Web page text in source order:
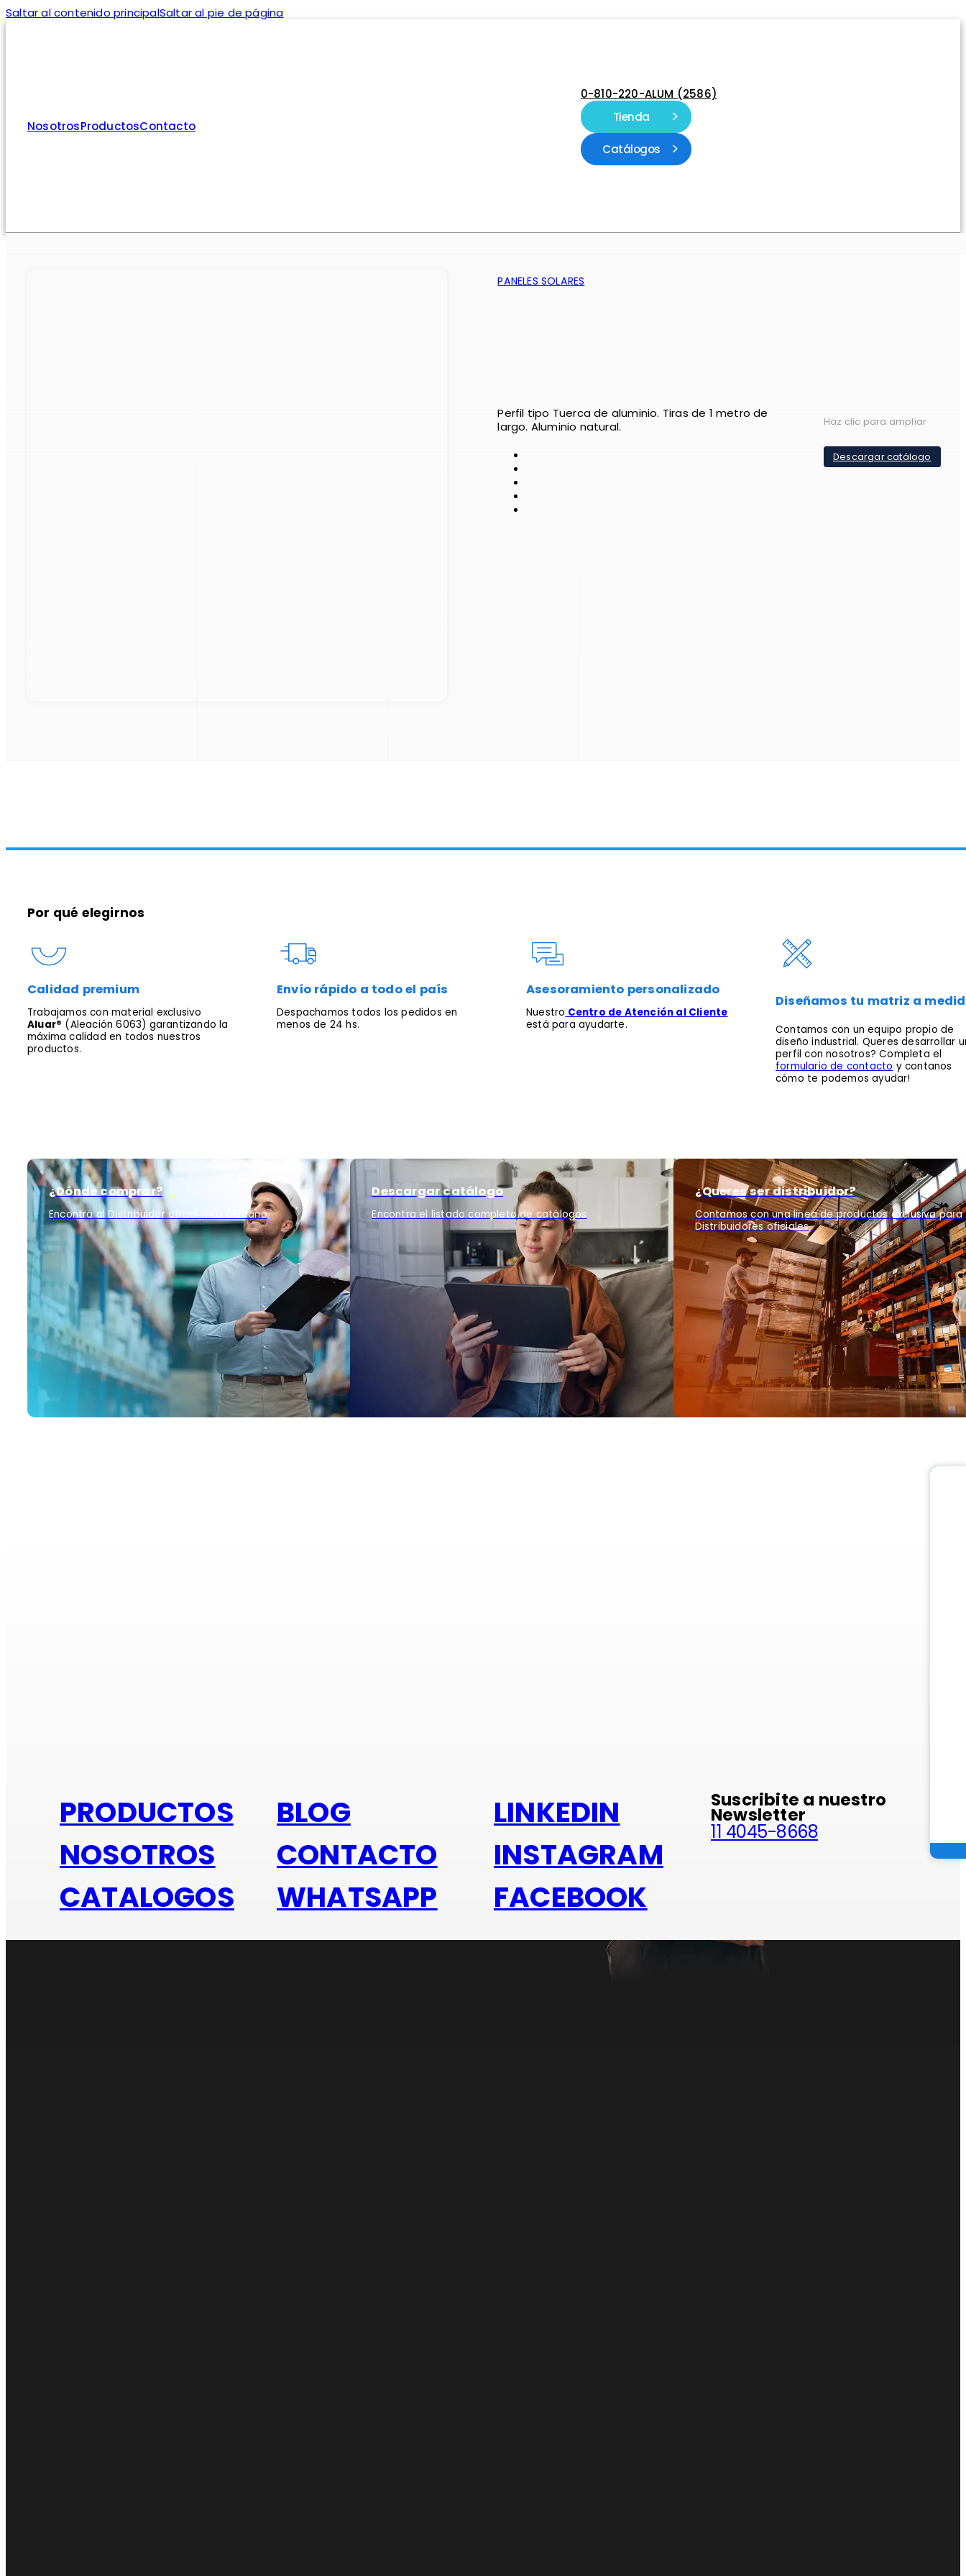
Saltar al contenido principalSaltar al pie de página
NosotrosProductosContacto
0-810-220-ALUM (2586)
Tienda
Catálogos
PANELES SOLARES
Perfil tipo Tuerca de aluminio. Tiras de 1 metro de
largo. Aluminio natural.
Haz clic para ampliar
Descargar catálogo
Por qué elegirnos
Calidad premium
Trabajamos con material exclusivo
Aluar® (Aleación 6063) garantizando la
máxima calidad en todos nuestros
productos.
Envío rápido a todo el país
Despachamos todos los pedidos en
menos de 24 hs.
Asesoramiento personalizado
Nuestro Centro de Atención al Cliente
está para ayudarte.
Diseñamos tu matriz a
Contamos con un equipo propio de
diseño industrial. Queres desarrollar
perfil con nosotros? Completa el
formulario de contacto y contanos
cómo te podemos ayudar!
¿Dónde comprar?
Encontrá al Distribuidor oficial más cercano
Descargar catálogo
Encontra el listado completo de catálogos
¿Queres ser distribuidor?
Contamos con una linea de productos exclusiva para
Distribuidores oficiales
PRODUCTOS
NOSOTROS
CATALOGOS
BLOG
CONTACTO
WHATSAPP
LINKEDIN
INSTAGRAM
FACEBOOK
Suscribite a nuestro
Newsletter
11 4045-8668